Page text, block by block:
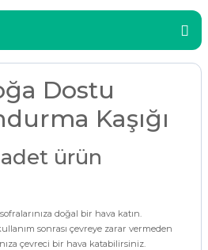
Dostu
Kaşığı
ürün
doğal bir hava katın.
sonrası çevreye zarar vermeden
çevreci bir hava katabilirsiniz.